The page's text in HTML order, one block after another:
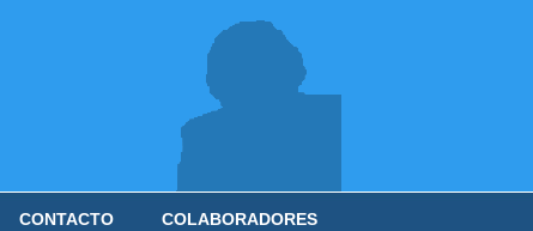
COLABORADORES
CONTACTO